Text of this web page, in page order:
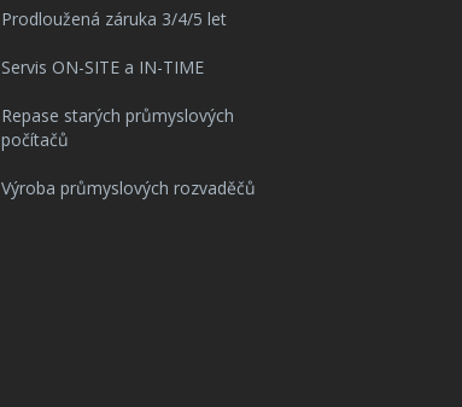
Prodloužená záruka 3/4/5 let
Servis ON-SITE a IN-TIME
Repase starých průmyslových
počítačů
Výroba průmyslových rozvaděčů